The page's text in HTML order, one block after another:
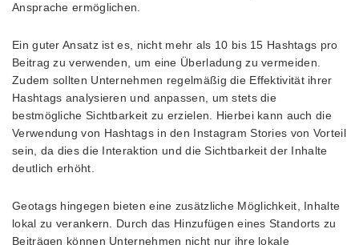
Ansprache ermöglichen.
Ein guter Ansatz ist es, nicht mehr als 10 bis 15 Hashtags pro
Beitrag zu verwenden, um eine Überladung zu vermeiden.
Zudem sollten Unternehmen regelmäßig die Effektivität ihrer
Hashtags analysieren und anpassen, um stets die
bestmögliche Sichtbarkeit zu erzielen. Hierbei kann auch die
Verwendung von Hashtags in den Instagram Stories von Vorteil
sein, da dies die Interaktion und die Sichtbarkeit der Inhalte
deutlich erhöht.
Geotags hingegen bieten eine zusätzliche Möglichkeit, Inhalte
lokal zu verankern. Durch das Hinzufügen eines Standorts zu
Beiträgen können Unternehmen nicht nur ihre lokale